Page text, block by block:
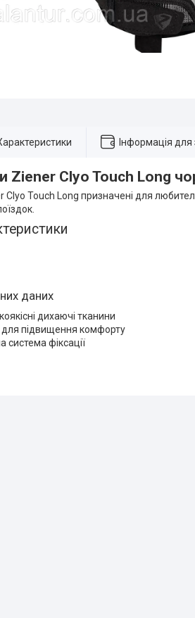
Інформація
Ziener Clyo Touch Long
Clyo Touch Long призначені для
даних
дихаючі тканини
для підвищення комфорту
система фіксації